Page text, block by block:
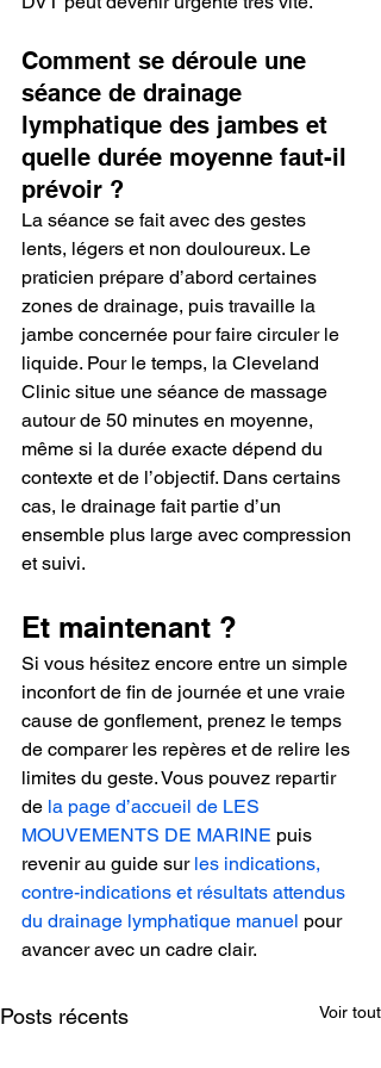
Comment se déroule une
séance de drainage
lymphatique des jambes et
quelle durée moyenne faut-il
prévoir ?
La séance se fait avec des gestes
lents, légers et non douloureux. Le
praticien prépare d’abord certaines
zones de drainage, puis travaille la
jambe concernée pour faire circuler le
liquide. Pour le temps, la Cleveland
Clinic situe une séance de massage
autour de 50 minutes en moyenne,
même si la durée exacte dépend du
contexte et de l’objectif. Dans certains
cas, le drainage fait partie d’un
ensemble plus large avec compression
et suivi.
Et maintenant ?
Si vous hésitez encore entre un simple
inconfort de fin de journée et une vraie
cause de gonflement, prenez le temps
de comparer les repères et de relire les
limites du geste. Vous pouvez repartir
de la page d’accueil de LES
MOUVEMENTS DE MARINE puis
revenir au guide sur les indications,
contre-indications et résultats attendus
du drainage lymphatique manuel pour
avancer avec un cadre clair.
Posts récents Voir tout